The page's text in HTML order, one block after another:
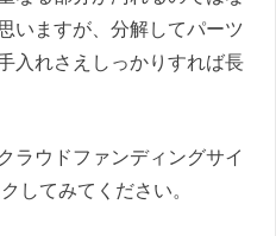
いますが、分解してパーツ
入れさえしっかりすれば長
ラウドファンディングサイ
してみてください。